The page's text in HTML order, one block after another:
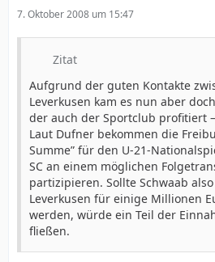
7. Oktober 2008 um 15:47
Zitat
Aufgrund der guten Kontakte
Leverkusen kam es nun aber
der auch der Sportclub profitiert
Laut Dufner bekommen die
Summe” für den U-21-
SC an einem möglichen
partizipieren. Sollte Schwaab
Leverkusen für einige Millionen
werden, würde ein Teil der
fließen.